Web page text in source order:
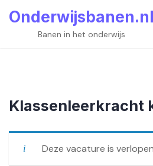
Onderwijsbanen.nl
Banen in het onderwijs
Klassenleerkracht
Deze vacature is